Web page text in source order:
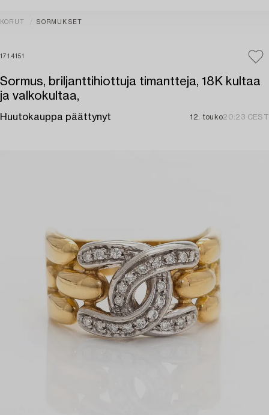
KORUT SORMUKSET
1714151
Sormus, briljanttihiottuja timantteja, 18K kultaa
ja valkokultaa,
Huutokauppa päättynyt 12. touko20:23 CEST